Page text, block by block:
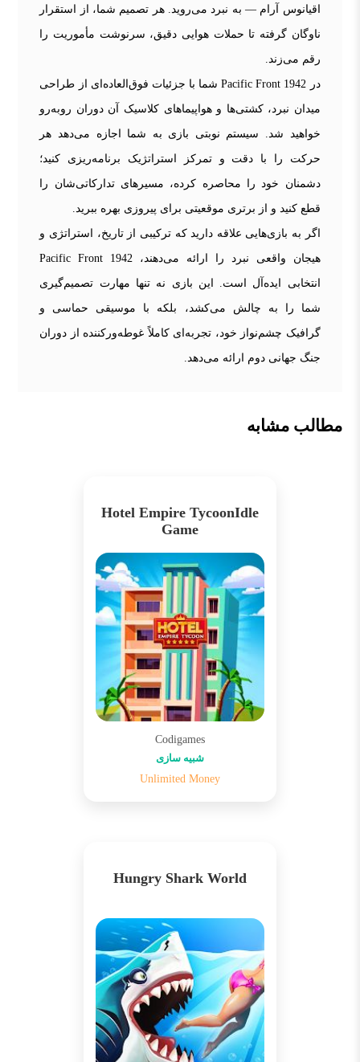
اقیانوس آرام — به نبرد می‌روید. هر تصمیم شما، از استقرار
ناوگان گرفته تا حملات هوایی دقیق، سرنوشت مأموریت را
رقم می‌زند.
در 1942 Pacific Front شما با جزئیات فوق‌العاده‌ای از طراحی
میدان نبرد، کشتی‌ها و هواپیماهای کلاسیک آن دوران روبه‌رو
خواهید شد. سیستم نوبتی بازی به شما اجازه می‌دهد هر
حرکت را با دقت و تمرکز استراتژیک برنامه‌ریزی کنید؛
دشمنان خود را محاصره کرده، مسیرهای تدارکاتی‌شان را
قطع کنید و از برتری موقعیتی برای پیروزی بهره ببرید.
اگر به بازی‌هایی علاقه دارید که ترکیبی از تاریخ، استراتژی و
هیجان واقعی نبرد را ارائه می‌دهند، 1942 Pacific Front
انتخابی ایده‌آل است. این بازی نه تنها مهارت تصمیم‌گیری
شما را به چالش می‌کشد، بلکه با موسیقی حماسی و
گرافیک چشم‌نواز خود، تجربه‌ای کاملاً غوطه‌ورکننده از دوران
جنگ جهانی دوم ارائه می‌دهد.
مطالب مشابه
Hotel Empire TycoonIdle
Game
Codigames
شبیه سازی
Unlimited Money
Hungry Shark World